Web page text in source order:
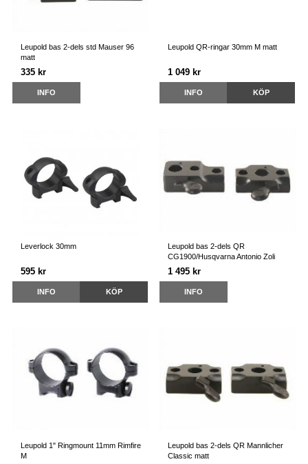
Leupold bas 2-dels std Mauser 96
matt
335 kr
INFO
Leupold QR-ringar 30mm M matt
1 049 kr
INFO KÖP
Leverlock 30mm
595 kr
INFO KÖP
Leupold bas 2-dels QR
CG1900/Husqvarna Antonio Zoli
1 495 kr
INFO
Leupold 1" Ringmount 11mm Rimfire
M
Leupold bas 2-dels QR Mannlicher
Classic matt